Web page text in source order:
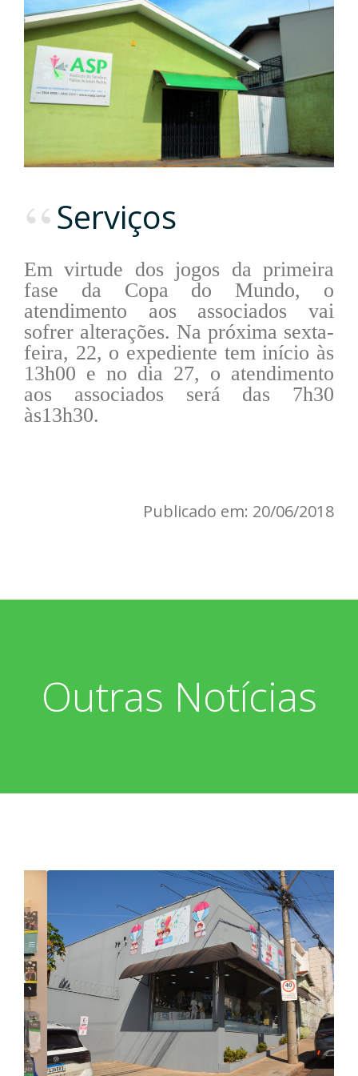
Serviços
Em virtude dos jogos da primeira
fase da Copa do Mundo, o
atendimento aos associados vai
sofrer alterações. Na próxima sexta-
feira, 22, o expediente tem início às
13h00 e no dia 27, o atendimento
aos associados será das 7h30
às13h30.
Publicado em: 20/06/2018
Outras Notícias